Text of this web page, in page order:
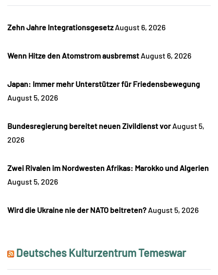
Zehn Jahre Integrationsgesetz August 6, 2026
Wenn Hitze den Atomstrom ausbremst August 6, 2026
Japan: Immer mehr Unterstützer für Friedensbewegung
August 5, 2026
Bundesregierung bereitet neuen Zivildienst vor August 5,
2026
Zwei Rivalen im Nordwesten Afrikas: Marokko und Algerien
August 5, 2026
Wird die Ukraine nie der NATO beitreten? August 5, 2026
Deutsches Kulturzentrum Temeswar